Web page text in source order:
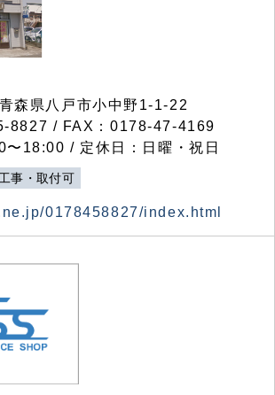
森県八戸市小中野1-1-22
8827 / FAX：0178-47-4169
〜18:00 / 定休日：日曜・祝日
工事・取付可
0178458827/index.html